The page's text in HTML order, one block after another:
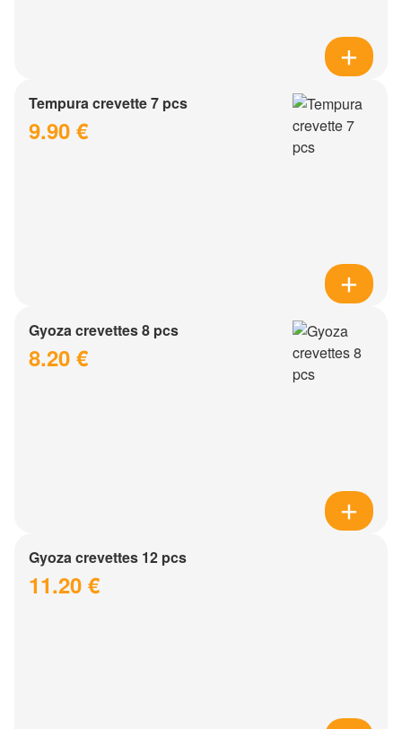
Tempura crevette 7 pcs
9.90 €
Gyoza crevettes 8 pcs
8.20 €
Gyoza crevettes 12 pcs
11.20 €